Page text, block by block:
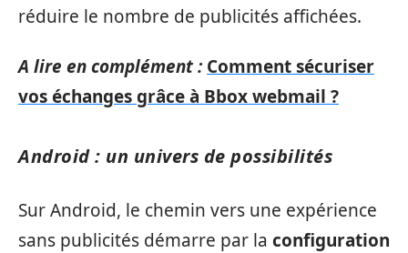
réduire le nombre de publicités affichées.
A lire en complément : Comment sécuriser
vos échanges grâce à Bbox webmail ?
Android : un univers de possibilités
Sur Android, le chemin vers une expérience
sans publicités démarre par la configuration